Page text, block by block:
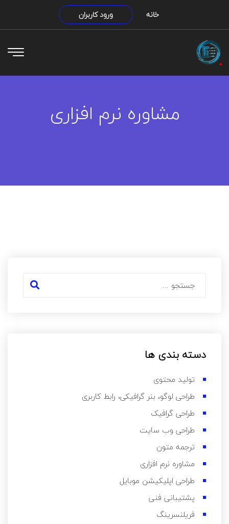
خانه ورود کاربران
مشاوره نرم افزاری
دسته بندی ها
تولید محتوی
طراحی لوگو، بنر گرافیکی، رابط کاربری
طراحی گرافیک
طراحی وب سایت
ترجمه متون
مشاوره نرم افزاری
طراحی اپلیکیشن موبایل
پشتیبانی فنی
فریلنسرینگ